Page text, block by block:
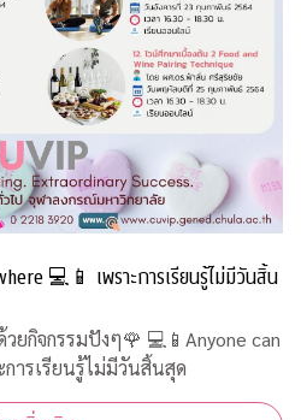
💻📱 เพราะการเรียนรู้ไม่มีวันสิ้น
ยกิจกรรมปังๆ🌹 💻📱Anyone can
การเรียนรู้ไม่มีวันสิ้นสุด